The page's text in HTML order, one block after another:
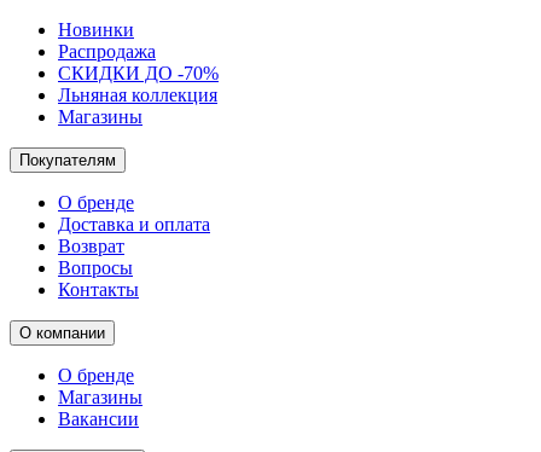
Новинки
Распродажа
СКИДКИ ДО -70%
Льняная коллекция
Магазины
Покупателям
О бренде
Доставка и оплата
Возврат
Вопросы
Контакты
О компании
О бренде
Магазины
Вакансии